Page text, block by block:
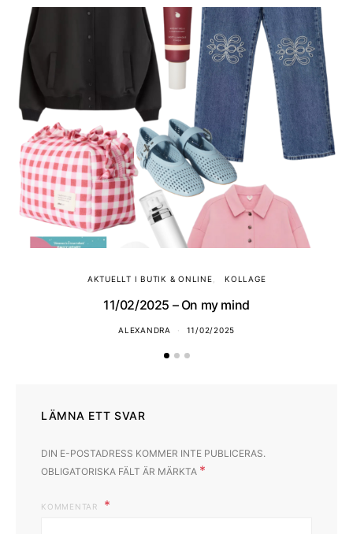
AKTUELLT I BUTIK & ONLINE KOLLAGE
11/02/2025 – On my mind
ALEXANDRA 11/02/2025
LÄMNA ETT SVAR
DIN E-POSTADRESS KOMMER INTE PUBLICERAS.
OBLIGATORISKA FÄLT ÄR MÄRKTA *
KOMMENTAR